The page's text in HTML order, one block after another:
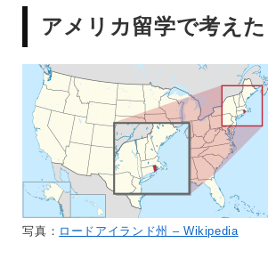
アメリカ留学で考え
写真： ロードアイランド州 – Wikipedia